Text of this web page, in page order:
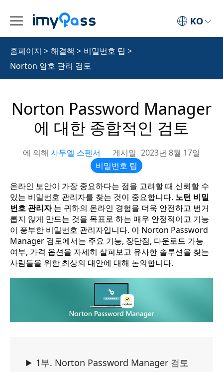
KO
홈페이지 > 해결책 > 비밀번호 팁 >
Norton 암호 관리 검토
Norton Password Manager
에 대한 종합적인 검토
에 의해 사무엘 스펜서 게시일 2023년 8월 17일
비밀번호 팁
온라인 보안이 가장 중요하다는 점을 고려할 때 신뢰할 수
있는 비밀번호 관리자를 찾는 것이 중요합니다. 노턴 비밀
번호 관리자는 귀하의 온라인 경험을 더욱 안전하고 번거
롭지 않게 만드는 것을 목표로 하는 매우 안정적이고 기능
이 풍부한 비밀번호 관리자입니다. 이 Norton Password
Manager 검토에서는 주요 기능, 장단점, 다운로드 가능
여부, 가격 옵션을 자세히 살펴보고 유사한 솔루션을 찾는
사람들을 위한 최상의 대안에 대해 논의합니다.
1부. Norton Password Manager 검토